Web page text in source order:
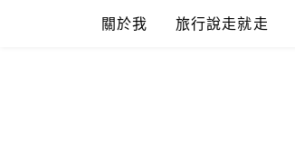
關於我 旅行說走就走